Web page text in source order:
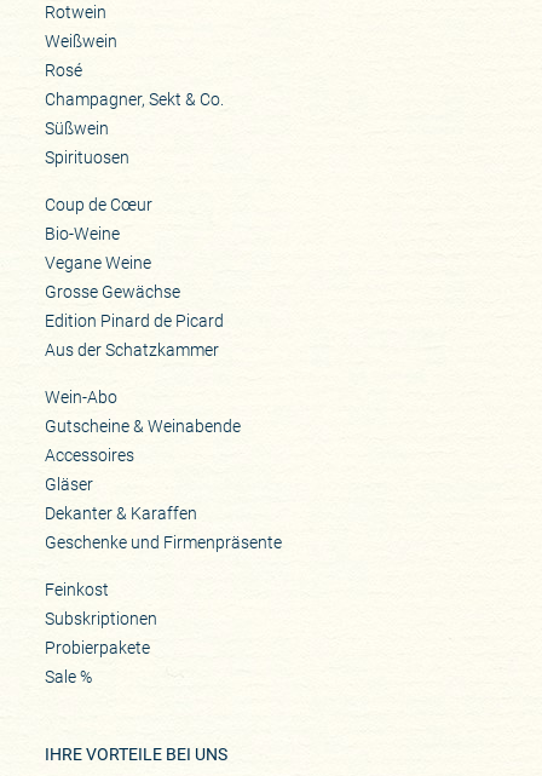
Rotwein
Weißwein
Rosé
Champagner, Sekt & Co.
Süßwein
Spirituosen
Coup de Cœur
Bio-Weine
Vegane Weine
Grosse Gewächse
Edition Pinard de Picard
Aus der Schatzkammer
Wein-Abo
Gutscheine & Weinabende
Accessoires
Gläser
Dekanter & Karaffen
Geschenke und Firmenpräsente
Feinkost
Subskriptionen
Probierpakete
Sale %
IHRE VORTEILE BEI UNS